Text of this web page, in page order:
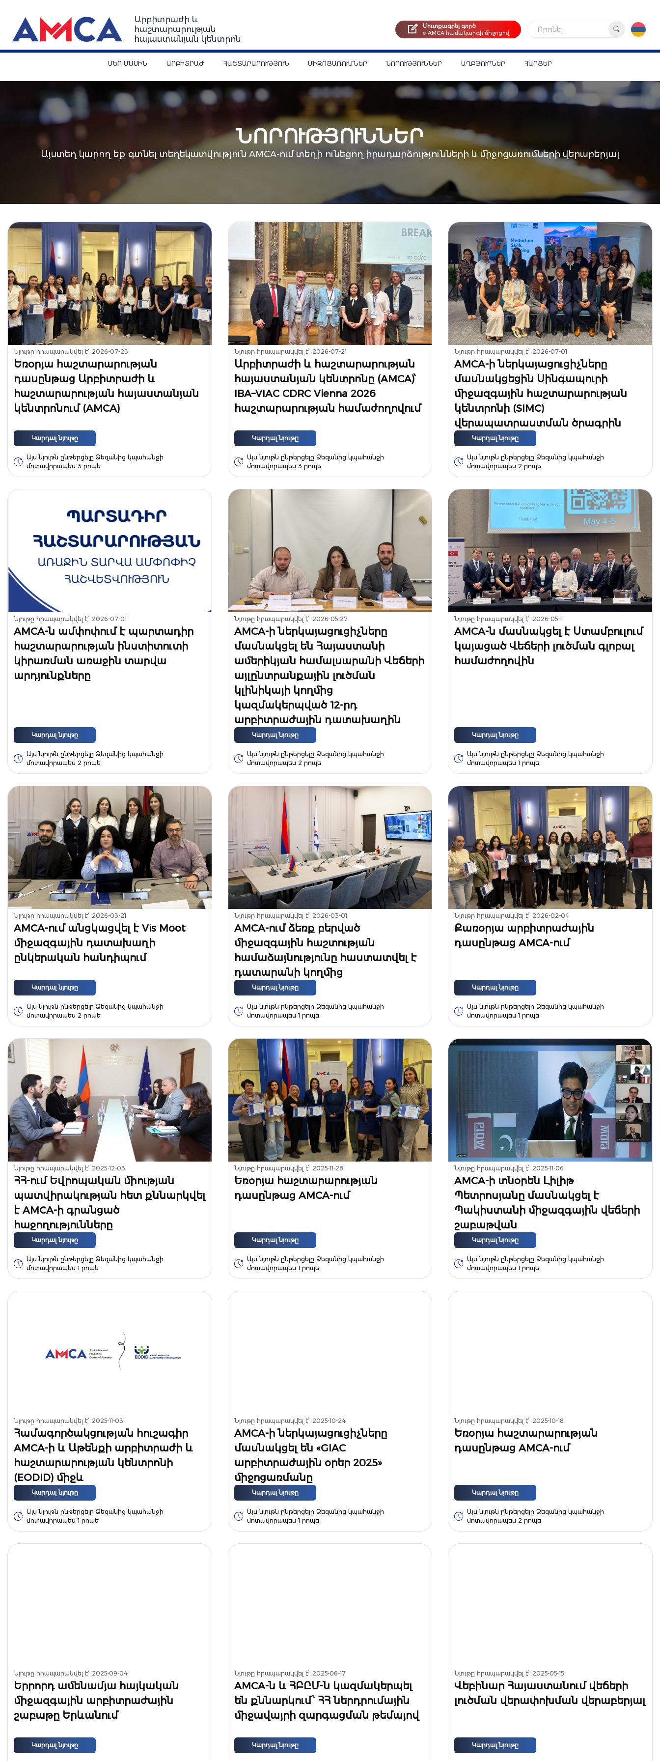
Արբիտրաժի և
հաշտարարության
հայաստանյան կենտրոն
Մուտքագրել գործ
e-AMCA համակարգի միջոցով
Որոնել
ՄԵՐ ՄԱՍԻՆ ԱՐԲԻՏՐԱԺ ՀԱՇՏԱՐԱՐՈՒԹՅՈՒՆ ՄԻՋՈՑԱՌՈՒՄՆԵՐ ՆՈՐՈՒԹՅՈՒՆՆԵՐ ԱՂԲՅՈՒՐՆԵՐ ՀԱՐՑԵՐ
ՆՈՐՈՒԹՅՈՒՆՆԵՐ
Այստեղ կարող եք գտնել տեղեկատվություն AMCA-ում տեղի ունեցող իրադարձությունների և միջոցառումների վերաբերյալ
Նյութը հրապարակվել է՝ 2026-07-23
Եռօրյա հաշտարարության
դասընթաց Արբիտրաժի և
հաշտարարության հայաստանյան
կենտրոնում (AMCA)
Կարդալ նյութը
Այս նյութն ընթերցելը Ձեզանից կպահանջի
մոտավորապես 3 րոպե
Նյութը հրապարակվել է՝ 2026-07-21
Արբիտրաժի և հաշտարարության
հայաստանյան կենտրոնը (AMCA)՝
IBA–VIAC CDRC Vienna 2026
հաշտարարության համաժողովում
Կարդալ նյութը
Այս նյութն ընթերցելը Ձեզանից կպահանջի
մոտավորապես 3 րոպե
Նյութը հրապարակվել է՝ 2026-07-01
AMCA-ի ներկայացուցիչները
մասնակցեցին Սինգապուրի
միջազգային հաշտարարության
կենտրոնի (SIMC)
վերապատրաստման ծրագրին
Կարդալ նյութը
Այս նյութն ընթերցելը Ձեզանից կպահանջի
մոտավորապես 2 րոպե
Նյութը հրապարակվել է՝ 2026-07-01
AMCA-ն ամփոփում է պարտադիր
հաշտարարության ինստիտուտի
կիրառման առաջին տարվա
արդյունքները
Կարդալ նյութը
Այս նյութն ընթերցելը Ձեզանից կպահանջի
մոտավորապես 2 րոպե
Նյութը հրապարակվել է՝ 2026-05-27
AMCA-ի ներկայացուցիչները
մասնակցել են Հայաստանի
ամերիկյան համալսարանի Վեճերի
այլընտրանքային լուծման
կլինիկայի կողմից
կազմակերպված 12-րդ
արբիտրաժային դատախաղին
Կարդալ նյութը
Այս նյութն ընթերցելը Ձեզանից կպահանջի
մոտավորապես 2 րոպե
Նյութը հրապարակվել է՝ 2026-05-11
AMCA-ն մասնակցել է Ստամբուլում
կայացած Վեճերի լուծման գլոբալ
համաժողովին
Կարդալ նյութը
Այս նյութն ընթերցելը Ձեզանից կպահանջի
մոտավորապես 1 րոպե
Նյութը հրապարակվել է՝ 2026-03-21
AMCA-ում անցկացվել է Vis Moot
միջազգային դատախաղի
ընկերական հանդիպում
Կարդալ նյութը
Այս նյութն ընթերցելը Ձեզանից կպահանջի
մոտավորապես 2 րոպե
Նյութը հրապարակվել է՝ 2026-03-01
AMCA-ում ձեռք բերված
միջազգային հաշտության
համաձայնությունը հաստատվել է
դատարանի կողմից
Կարդալ նյութը
Այս նյութն ընթերցելը Ձեզանից կպահանջի
մոտավորապես 1 րոպե
Նյութը հրապարակվել է՝ 2026-02-04
Քառօրյա արբիտրաժային
դասընթաց AMCA-ում
Կարդալ նյութը
Այս նյութն ընթերցելը Ձեզանից կպահանջի
մոտավորապես 1 րոպե
Նյութը հրապարակվել է՝ 2025-12-03
ՀՀ-ում Եվրոպական միության
պատվիրակության հետ քննարկվել
է AMCA-ի գրանցած
հաջողությունները
Կարդալ նյութը
Այս նյութն ընթերցելը Ձեզանից կպահանջի
մոտավորապես 1 րոպե
Նյութը հրապարակվել է՝ 2025-11-28
Եռօրյա հաշտարարության
դասընթաց AMCA-ում
Կարդալ նյութը
Այս նյութն ընթերցելը Ձեզանից կպահանջի
մոտավորապես 1 րոպե
Նյութը հրապարակվել է՝ 2025-11-06
AMCA-ի տնօրեն Լիլիթ
Պետրոսյանը մասնակցել է
Պակիստանի միջազգային վեճերի
շաբաթվան
Կարդալ նյութը
Այս նյութն ընթերցելը Ձեզանից կպահանջի
մոտավորապես 1 րոպե
Նյութը հրապարակվել է՝ 2025-11-03
Համագործակցության հուշագիր
AMCA-ի և Աթենքի արբիտրաժի և
հաշտարարության կենտրոնի
(EODID) միջև
Կարդալ նյութը
Այս նյութն ընթերցելը Ձեզանից կպահանջի
մոտավորապես 1 րոպե
Նյութը հրապարակվել է՝ 2025-10-24
AMCA-ի ներկայացուցիչները
մասնակցել են «GIAC
արբիտրաժային օրեր 2025»
միջոցառմանը
Կարդալ նյութը
Այս նյութն ընթերցելը Ձեզանից կպահանջի
մոտավորապես 1 րոպե
Նյութը հրապարակվել է՝ 2025-10-18
Եռօրյա հաշտարարության
դասընթաց AMCA-ում
Կարդալ նյութը
Այս նյութն ընթերցելը Ձեզանից կպահանջի
մոտավորապես 2 րոպե
Նյութը հրապարակվել է՝ 2025-09-04
Երրորդ ամենամյա հայկական
միջազգային արբիտրաժային
շաբաթը Երևանում
Կարդալ նյութը
Նյութը հրապարակվել է՝ 2025-06-17
AMCA-ն և ՀԲԸՄ-ն կազմակերպել
են քննարկում՝ ՀՀ ներդրումային
միջավայրի զարգացման թեմայով
Կարդալ նյութը
Նյութը հրապարակվել է՝ 2025-05-15
Վեբինար Հայաստանում վեճերի
լուծման վերափոխման վերաբերյալ
Կարդալ նյութը